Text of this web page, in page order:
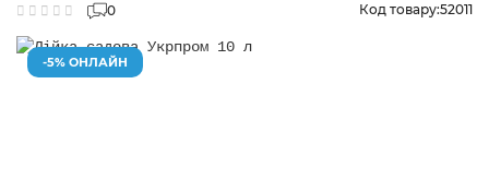
0 Код товару:52011
-5% ОНЛАЙН